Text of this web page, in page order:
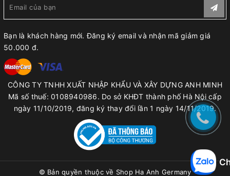
Bạn là khách hàng mới. Đăng ký email và nhận mã giảm giá
50.000 đ.
CÔNG TY TNHH XUẤT NHẬP KHẨU VÀ XÂY DỰNG ANH MINH
Mã số thuế: 0108940986. Do sở KHĐT thành phố Hà Nội cấp
ngày 11/10/2019, đăng ký thay đổi lần 1 ngày 14/11/2019.
© Bản quyền thuộc về Shop Ha Anh Germany